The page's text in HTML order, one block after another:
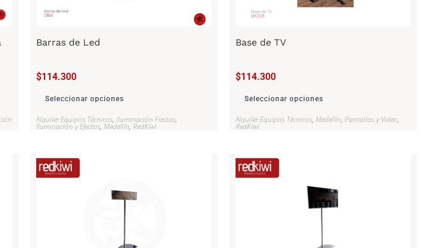
Barras de Led
$114.300
Seleccionar opciones
Alquiler Equipos Técnicos, Iluminación Fiestas,
Iluminación y Efectos, Medellín, RedKiwi
Base de TV
$114.300
Seleccionar opciones
Alquiler Equipos Técnicos, Medellín, Pantallas y Video,
RedKiwi